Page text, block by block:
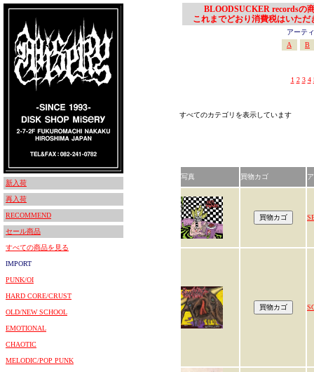
新入荷
再入荷
RECOMMEND
セール商品
すべての商品を見る
IMPORT
PUNK/OI
HARD CORE/CRUST
OLD/NEW SCHOOL
EMOTIONAL
CHAOTIC
MELODIC/POP PUNK
BLOODSUCKER recordsの
これまでどおり消費税はいただ
アーテ
A
B
1 2 3 4
すべてのカテゴリを表示しています
写真 買物カゴ